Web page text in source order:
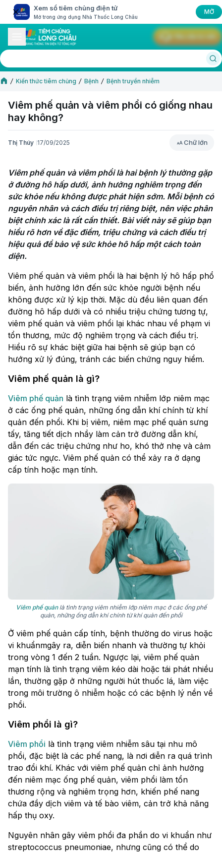
Xem sổ tiêm chủng điện tử
Mở trong ứng dụng Nhà Thuốc Long Châu
MỞ
Kiến thức tiêm chủng Bệnh Bệnh truyền nhiễm
Viêm phế quản và viêm phổi có giống nhau
hay không?
Thị Thúy 17/09/2025 Chữ lớn
Chữ lớn
Viêm phế quản và viêm phổi là hai bệnh lý thường gặp
ở đường hô hấp dưới, ảnh hưởng nghiêm trọng đến
sức khỏe nếu không được phát hiện sớm. Mỗi bệnh có
nguyên nhân và cách điều trị riêng biệt, nên việc phân
biệt chính xác là rất cần thiết. Bài viết này sẽ giúp bạn
hiểu rõ hơn về đặc điểm, triệu chứng và cách điều trị
hiệu quả để bảo vệ sức khỏe hô hấp một cách toàn
diện.
Viêm phế quản và viêm phổi là hai bệnh lý hô hấp phổ
biến, ảnh hưởng lớn đến sức khỏe người bệnh nếu
không được xử lý kịp thời. Mặc dù đều liên quan đến
đường hô hấp dưới và có nhiều triệu chứng tương tự,
viêm phế quản và viêm phổi lại khác nhau về phạm vi
tổn thương, mức độ nghiêm trọng và cách điều trị.
Hiểu rõ sự khác biệt giữa hai bệnh sẽ giúp bạn có
hướng xử lý đúng, tránh các biến chứng nguy hiểm.
Viêm phế quản là gì?
Viêm phế quản là tình trạng viêm nhiễm lớp niêm mạc
ở các ống phế quản, những ống dẫn khí chính từ khí
quản đến phổi. Khi bị viêm, niêm mạc phế quản sưng
tấy, tăng tiết dịch nhầy làm cản trở đường dẫn khí,
dẫn đến các triệu chứng như ho, khó thở nhẹ và cảm
giác tức ngực. Viêm phế quản có thể xảy ra ở dạng
cấp tính hoặc mạn tính.
Viêm phế quảnlà tình trạng viêm nhiễm lớp niêm mạc ở các ống phế
quản, những ống dẫn khí chính từ khí quản đến phổi
Ở viêm phế quản cấp tính, bệnh thường do virus hoặc
vi khuẩnmgây ra, diễn biến nhanh và thường tự khỏi
trong vòng 1 đến 2 tuần. Ngược lại, viêm phế quản
mạn tính là tình trạng viêm kéo dài hoặc tái phát nhiều
lần, thường gặp ở những người hút thuốc lá, làm việc
trong môi trường ô nhiễm hoặc có các bệnh lý nền về
phổi.
Viêm phổi là gì?
Viêm phổi là tình trạng viêm nhiễm sâu tại nhu mô
phổi, đặc biệt là các phế nang, là nơi diễn ra quá trình
trao đổi khí. Khác với viêm phế quản chỉ ảnh hưởng
đến niêm mạc ống phế quản, viêm phổi làm tổn
thương rộng và nghiêm trọng hơn, khiến phế nang
chứa đầy dịch viêm và tế bào viêm, cản trở khả năng
hấp thụ oxy.
Nguyên nhân gây viêm phổi đa phần do vi khuẩn như
streptococcus pneumoniae, nhưng cũng có thể do